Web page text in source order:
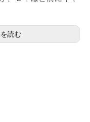
読む